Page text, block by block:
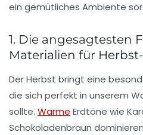
ein gemütliches Ambiente
1. Die angesagtesten
Materialien für
Der Herbst bringt eine
die sich perfekt in unserem
sollte. Warme Erdtöne wie
Schokoladenbraun